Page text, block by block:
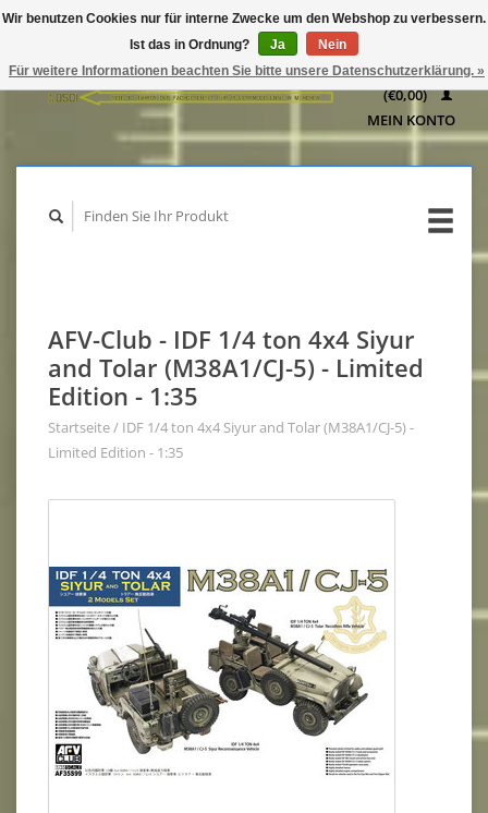
WARENKORB
(€0,00)
MEIN KONTO
AFV-Club - IDF 1/4 ton 4x4 Siyur
and Tolar (M38A1/CJ-5) - Limited
Edition - 1:35
Startseite/ IDF 1/4 ton 4x4 Siyur and Tolar (M38A1/CJ-5) -
Limited Edition - 1:35
Wir benutzen Cookies nur für interne Zwecke um den Webshop zu verbessern.
Ist das in Ordnung?
Ja
Nein
Für weitere Informationen beachten Sie bitte unsere Datenschutzerklärung. »